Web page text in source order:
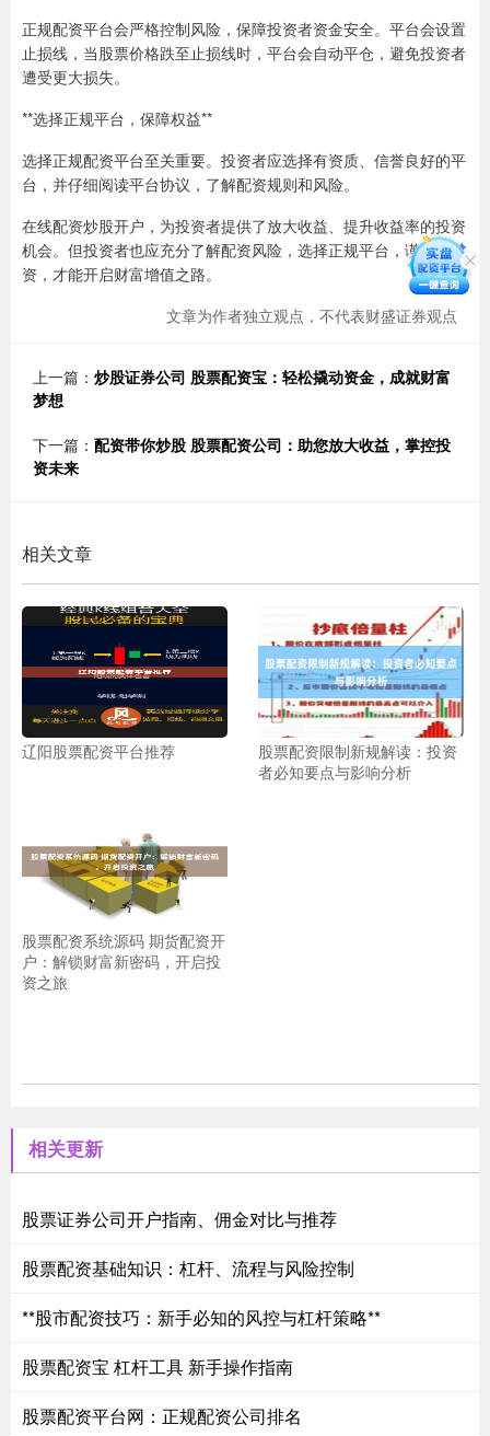
正规配资平台会严格控制风险，保障投资者资金安全。平台会设置
止损线，当股票价格跌至止损线时，平台会自动平仓，避免投资者
遭受更大损失。
**选择正规平台，保障权益**
选择正规配资平台至关重要。投资者应选择有资质、信誉良好的平
台，并仔细阅读平台协议，了解配资规则和风险。
在线配资炒股开户，为投资者提供了放大收益、提升收益率的投资
机会。但投资者也应充分了解配资风险，选择正规平台，谨慎投
资，才能开启财富增值之路。
文章为作者独立观点，不代表财盛证券观点
上一篇： 炒股证券公司 股票配资宝：轻松撬动资金，成就财富
梦想
下一篇： 配资带你炒股 股票配资公司：助您放大收益，掌控投
资未来
相关文章
辽阳股票配资平台推荐
股票配资限制新规解读：投资
者必知要点与影响分析
股票配资系统源码 期货配资开
户：解锁财富新密码，开启投
资之旅
相关更新
股票证券公司开户指南、佣金对比与推荐
股票配资基础知识：杠杆、流程与风险控制
**股市配资技巧：新手必知的风控与杠杆策略**
股票配资宝 杠杆工具 新手操作指南
股票配资平台网：正规配资公司排名